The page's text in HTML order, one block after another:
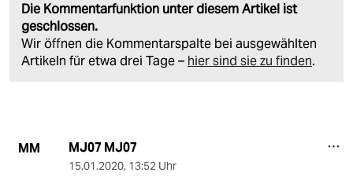
Die Kommentarfunktion unter diesem Artikel ist
geschlossen.
Wir öffnen die Kommentarspalte bei ausgewählten
Artikeln für etwa drei Tage – hier sind sie zu finden.
MM MJ07 MJ07
15.01.2020, 13:52 Uhr